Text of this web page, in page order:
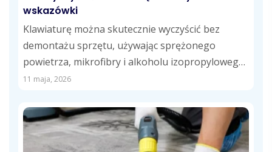
wskazówki
Klawiaturę można skutecznie wyczyścić bez
demontażu sprzętu, używając sprężonego
powietrza, mikrofibry i alkoholu izopropylowego.
Regularne usuwanie kurzu, tłustych śladów i...
11 maja, 2026